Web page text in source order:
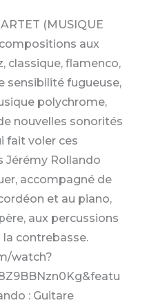
(MUSIQUE
aux
classique, flamenco,
sensibilité fugueuse,
polychrome,
nouvelles sonorités
fait voler ces
Jérémy Rollando
accompagné de
et au piano,
aux percussions
la contrebasse.
watch?
: Guitare